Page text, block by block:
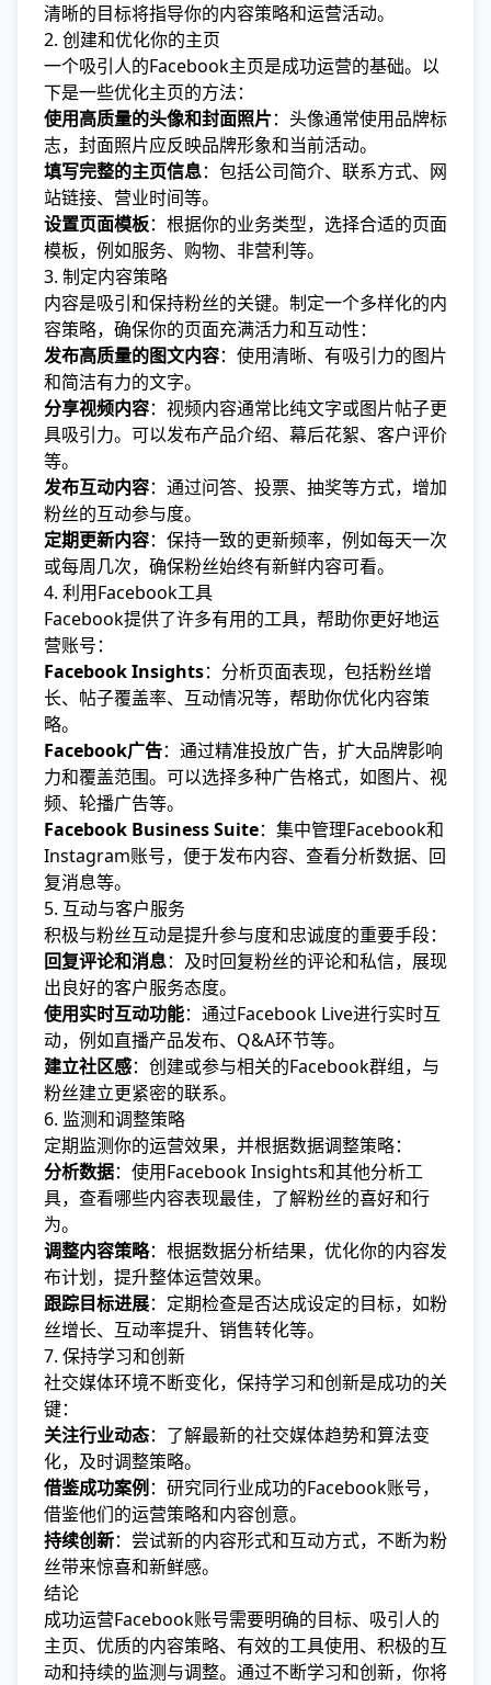
清晰的目标将指导你的内容策略和运营活动。
2. 创建和优化你的主页
一个吸引人的Facebook主页是成功运营的基础。以
下是一些优化主页的方法：
使用高质量的头像和封面照片：头像通常使用品牌标
志，封面照片应反映品牌形象和当前活动。
填写完整的主页信息：包括公司简介、联系方式、网
站链接、营业时间等。
设置页面模板：根据你的业务类型，选择合适的页面
模板，例如服务、购物、非营利等。
3. 制定内容策略
内容是吸引和保持粉丝的关键。制定一个多样化的内
容策略，确保你的页面充满活力和互动性：
发布高质量的图文内容：使用清晰、有吸引力的图片
和简洁有力的文字。
分享视频内容：视频内容通常比纯文字或图片帖子更
具吸引力。可以发布产品介绍、幕后花絮、客户评价
等。
发布互动内容：通过问答、投票、抽奖等方式，增加
粉丝的互动参与度。
定期更新内容：保持一致的更新频率，例如每天一次
或每周几次，确保粉丝始终有新鲜内容可看。
4. 利用Facebook工具
Facebook提供了许多有用的工具，帮助你更好地运
营账号：
Facebook Insights：分析页面表现，包括粉丝增
长、帖子覆盖率、互动情况等，帮助你优化内容策
略。
Facebook广告：通过精准投放广告，扩大品牌影响
力和覆盖范围。可以选择多种广告格式，如图片、视
频、轮播广告等。
Facebook Business Suite：集中管理Facebook和
Instagram账号，便于发布内容、查看分析数据、回
复消息等。
5. 互动与客户服务
积极与粉丝互动是提升参与度和忠诚度的重要手段：
回复评论和消息：及时回复粉丝的评论和私信，展现
出良好的客户服务态度。
使用实时互动功能：通过Facebook Live进行实时互
动，例如直播产品发布、Q&A环节等。
建立社区感：创建或参与相关的Facebook群组，与
粉丝建立更紧密的联系。
6. 监测和调整策略
定期监测你的运营效果，并根据数据调整策略：
分析数据：使用Facebook Insights和其他分析工
具，查看哪些内容表现最佳，了解粉丝的喜好和行
为。
调整内容策略：根据数据分析结果，优化你的内容发
布计划，提升整体运营效果。
跟踪目标进展：定期检查是否达成设定的目标，如粉
丝增长、互动率提升、销售转化等。
7. 保持学习和创新
社交媒体环境不断变化，保持学习和创新是成功的关
键：
关注行业动态：了解最新的社交媒体趋势和算法变
化，及时调整策略。
借鉴成功案例 ：研究同行业成功的Facebook账号，
借鉴他们的运营策略和内容创意。
持续创新：尝试新的内容形式和互动方式，不断为粉
丝带来惊喜和新鲜感。
结论
成功运营Facebook账号需要明确的目标、吸引人的
主页、优质的内容策略、有效的工具使用、积极的互
动和持续的监测与调整。通过不断学习和创新，你将